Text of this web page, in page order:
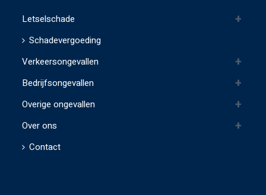
l
e
e
t
e
l
Letselschade
Schadevergoeding
Verkeersongevallen
Bedrijfsongevallen
Overige ongevallen
Over ons
Contact